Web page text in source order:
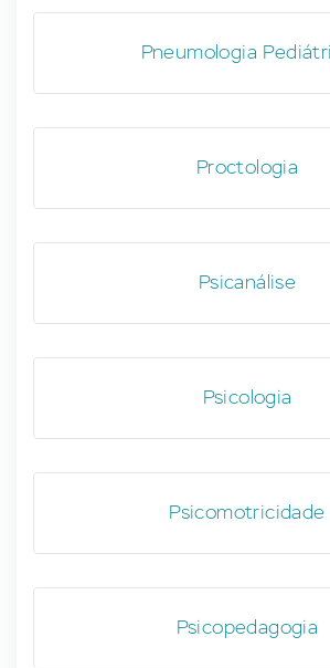
Pneumologia
Proctologia
Psicanálise
Psicologia
Psicomotricidade
Psicopedagogia